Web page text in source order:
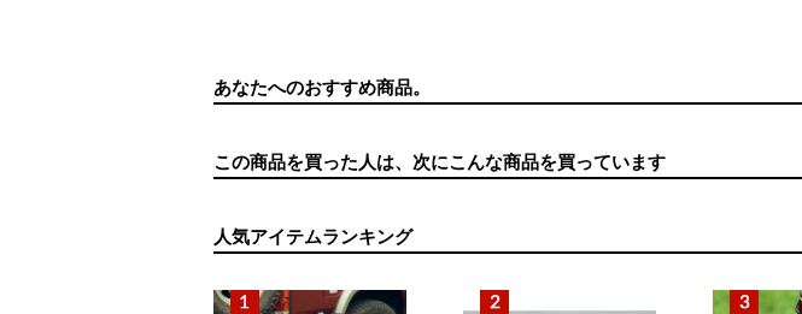
あなたへのおすすめ商品。
この商品を買った人は、次にこんな商品を買っています
人気アイテムランキング